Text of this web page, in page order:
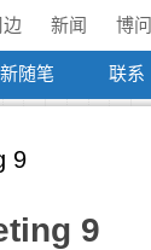
边 新闻 博问
新随笔 联系
9
9